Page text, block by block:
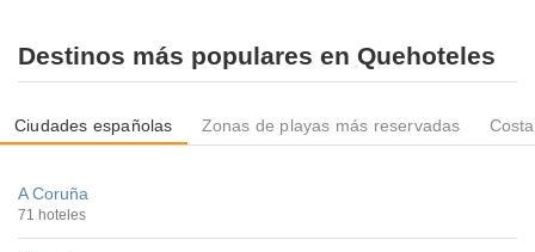
Destinos más populares en Quehoteles
Ciudades españolas Zonas de playas más reservadas
A Coruña
71 hoteles